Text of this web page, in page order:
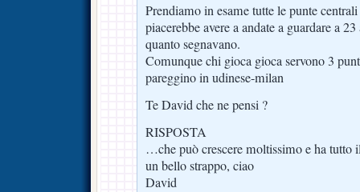
Prendiamo in esame tutte le punte
piacerebbe avere a andate a guardare a
quanto segnavano.
Comunque chi gioca gioca servono 3
pareggino in udinese-milan
Te David che ne pensi ?
RISPOSTA
…che può crescere moltissimo e ha tutto
un bello strappo, ciao
David